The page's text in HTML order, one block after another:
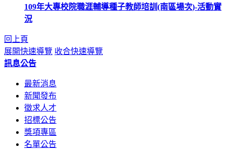
109年大專校院職涯輔導種子教師培訓(南區場次)-活動實
況
回上頁
展開快速導覽 收合快速導覽
訊息公告
最新消息
新聞發布
徵求人才
招標公告
獎項專區
名單公告